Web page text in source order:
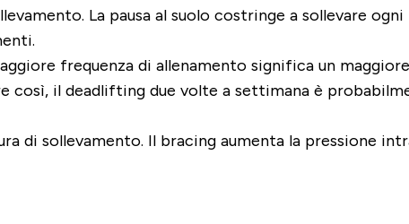
La pausa al suolo costringe a sollevare
frequenza di allenamento significa un
così, il deadlifting due volte a settimana è
di sollevamento. Il bracing aumenta la pressione